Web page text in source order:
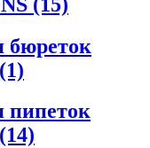
бюреток
(1)
пипеток
(14)